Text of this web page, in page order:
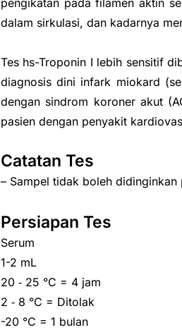
pengikatan pada filamen aktin
dalam sirkulasi, dan kadarnya
Tes hs-Troponin I lebih sensitif
diagnosis dini infark miokard
dengan sindrom koroner akut
pasien dengan penyakit
Catatan Tes
– Sampel tidak boleh
Persiapan Tes
Serum
1-2 mL
20 ‑ 25 °C = 4 jam
2 ‑ 8 °C = Ditolak
-20 °C = 1 bulan